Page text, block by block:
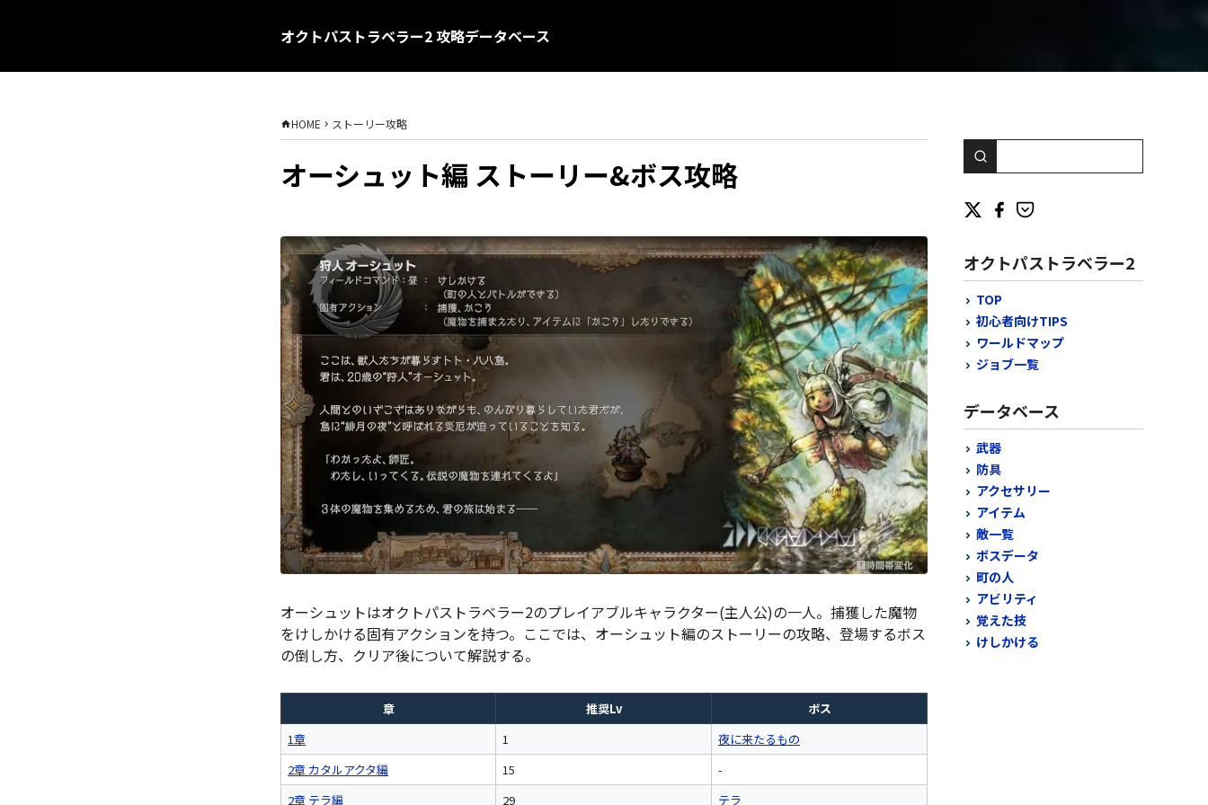
オクトパストラベラー2 攻略データベース
HOME ストーリー攻略
オーシュット編 ストーリー&ボス攻略
オーシュットはオクトパストラベラー2のプレイアブルキャラクター(主人公)の一人。捕獲した魔物
をけしかける固有アクションを持つ。ここでは、オーシュット編のストーリーの攻略、登場するボス
の倒し方、クリア後について解説する。
章 推奨Lv
ボス
1章
1
夜に来たるもの
2章 カタルアクタ編
15
-
2章 テラ編
29
テラ
オクトパストラベラー2
TOP
初心者向けTIPS
ワールドマップ
ジョブ一覧
データベース
武器
防具
アクセサリー
アイテム
敵一覧
ボスデータ
町の人
アビリティ
覚えた技
けしかける